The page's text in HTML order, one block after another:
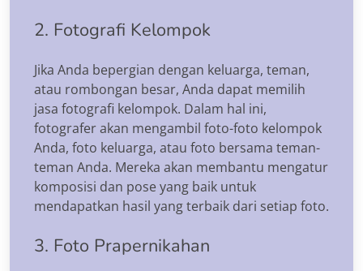
2. Fotografi Kelompok
Jika Anda bepergian dengan keluarga, teman,
atau rombongan besar, Anda dapat memilih
jasa fotografi kelompok. Dalam hal ini,
fotografer akan mengambil foto-foto kelompok
Anda, foto keluarga, atau foto bersama teman-
teman Anda. Mereka akan membantu mengatur
komposisi dan pose yang baik untuk
mendapatkan hasil yang terbaik dari setiap foto.
3. Foto Prapernikahan